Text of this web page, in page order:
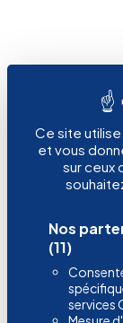
Ce site
et vous
sur ceux
Nos
(11)
services
LATTICE
Nous
Boutique